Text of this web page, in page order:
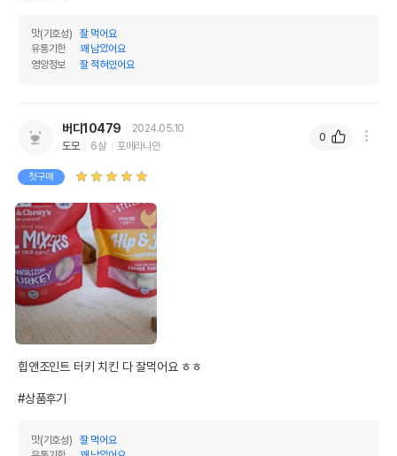
품명 및 모델명
스텔라앤츄이스 꼬마패키지 밀믹서 치킨
50g
법에 의한 인증,허가 등을
경우 그에 대한 사항
제조국 또는 원산지
제조자,수입품의 경우
수입자를 함께 표기
AS책임자와 전화번호
또는 소비자상담 관련
유통기한
맛(기호성)
잘 먹어요
유통기한
꽤 남았어요
영양정보
잘 적혀있어요
버디10479
2024.05.10
도모
6살 포메라니안
첫구매
힙앤조인트 터키 치킨 다 잘먹어요 ㅎㅎ
#상품후기
맛(기호성)
잘 먹어요
0